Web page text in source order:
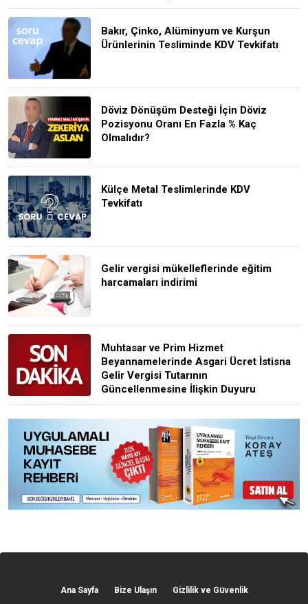
Bakır, Çinko, Alüminyum ve Kurşun
Ürünlerinin Tesliminde KDV Tevkifatı
Döviz Dönüşüm Desteği İçin Döviz
Pozisyonu Oranı En Fazla % Kaç
Olmalıdır?
Külçe Metal Teslimlerinde KDV
Tevkifatı
Gelir vergisi mükelleflerinde eğitim
harcamaları indirimi
Muhtasar ve Prim Hizmet
Beyannamelerinde Asgari Ücret İstisna
Gelir Vergisi Tutarının
Güncellenmesine İlişkin Duyuru
Ana Sayfa Bize Ulaşın Gizlilik ve Güvenlik